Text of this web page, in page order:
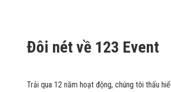
Đôi nét về 123 Event
Trải qua 12 năm hoạt động, chúng tôi thấu